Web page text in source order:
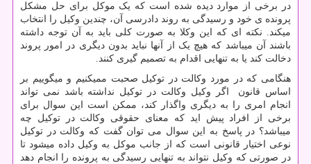
در برخی از موارد دیده شده است که یک موکل برای حل مشکل
پرونده ی خود و رسیدگی به روند دادرسی آن، چندین وکیل را انتخاب
میکند. نکته ای که این وکلا به صورت کلی باید به آن توجه داشته
باشند آن میباشد که هیچ یک از آنها نباید بدون دیگری در امور پروند
دخالت کند یا به تنهایی اقدام به تصمیم گیری کنند.
هنگامی که در مورد وکالت در توکیل صحبت ممیکنیم و میگوییم بر
اساس قانون اگر وکیل وکالت در توکیل نداشته باشد نمی تواند
انجام امری را به دیگری واگذار کند، ممکن است این سوال برای
برخی از افراد پیش اید که معنای حقوقی وکالت در توکیل چه
میباشد؟ در پاسخ به این سوال می توان گفت که وکالت در توکیل
نوعی اختیار قانونی است که از جانب موکل به وکیل داده میشود تا
در صورتی که وکیل نتواند به تنهایی رسیدگی به پرونده را انجام دهد